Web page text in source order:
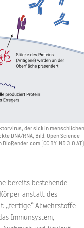
der sich in menschlichen
DNA/RNA, Bild: Open Science –
(CC BY-ND 3.0 AT)
bereits bestehende
anstatt des
„fertige“ Abwehrstoffe
Immunsystem,